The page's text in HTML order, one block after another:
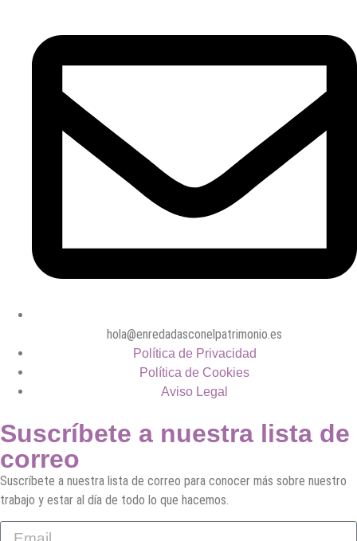
hola@enredadasconelpatrimonio.es
Política de Privacidad
Política de Cookies
Aviso Legal
Suscríbete a nuestra lista de
correo
Suscríbete a nuestra lista de correo para conocer más sobre nuestro
trabajo y estar al día de todo lo que hacemos.